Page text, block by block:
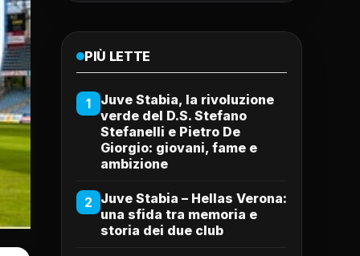
PIÙ LETTE
1
Juve Stabia, la rivoluzione
verde del D.S. Stefano
Stefanelli e Pietro De
Giorgio: giovani, fame e
ambizione
2 Juve Stabia – Hellas Verona:
una sfida tra memoria e
storia dei due club